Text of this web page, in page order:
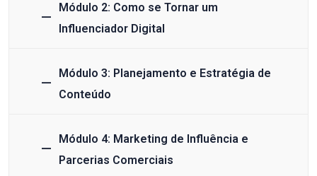
Módulo 2: Como se Tornar um
Influenciador Digital
Módulo 3: Planejamento e Estratégia de
Conteúdo
Módulo 4: Marketing de Influência e
Parcerias Comerciais